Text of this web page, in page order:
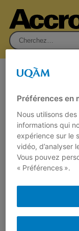
Rechercher :
Sujet :
Des
26 septembre
ParLaurent
Comment
détails?…
Préférences en
Nous utilisons
informations qui
expérience sur le
vidéo, d’analyser
Vous pouvez
« Préférences ».